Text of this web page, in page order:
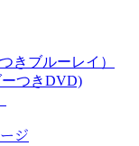
イ
きブルーレイ）
つきDVD)
ジ